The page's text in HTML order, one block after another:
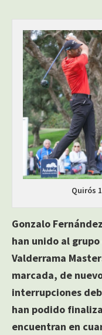
Quirós
Gonzalo
han unido al
Valderrama
marcada, de
interrupciones
han podido
encuentran en